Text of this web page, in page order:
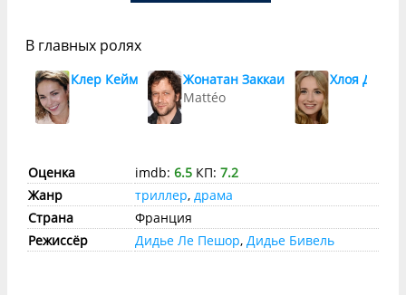
В главных ролях
Клер Кейм
Жонатан Заккаи
Mattéo
Хлоя Дез
Оценка imdb: 6.5 КП: 7.2
Жанр
триллер, драма
Страна
Франция
Режиссёр
Дидье Ле Пешор, Дидье Бивель